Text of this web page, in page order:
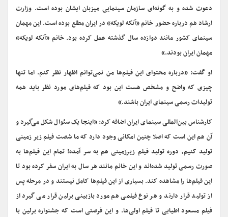
دعوت شده و به گونه‌ای سازمان سینمایی میزبان ایشان بوده است. وزارت
ارشاد هم درباره حضور خانم «آنکه لویکه» در ایران مطلع بوده است. این مهمان
سینمای کشور مانند دوازده سال گذشته عمل کرده بود. خانم «آنکه لویکه»
مهمان ایران بودند.»
او گفت: «درباره محتوای این فیلم‌ها من نمی‌توانم اظهار نظر کنم. اما تنها
چیزی که واضح و مشخص هست این بود که فیلم‌های مورد نظر باید همه
تولیدات رسمی سینمای ایران باشند.»
کارشناس بین‌المللی سینمای ایران اضافه کرد: «اینجا یک سئوال شکل می‌گیرد و
آن هم این است که اصلا چنین امکانی وجود دارد که ما شصت فیلم زیر زمینی
تولید کنیم، دوره تولید فیلم زیرزمینی هم به سر آمده! تمام این فیلم‌ها به
صورت رسمی تولید شده‌اند و این خانم مانند هر سال به ایران سفر کرده بود تا
این فیلم‌ها را مشاهده کند. بسیاری از این فیلم‌ها کامل نیستند و در مرحله پس
از تولید قرار دارند و هر نوع فیلمی هم مورد بازبینی برلین قرار می گیرد از
فیلم مسعود اطیابی تا فیلم اولی‌ها. و این فرصتی است که جشنواره برلین با